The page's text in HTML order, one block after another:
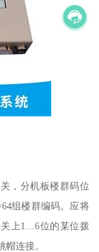
，分机板楼群码位
组楼群编码。应将
上1…6位的某位拨
连接。